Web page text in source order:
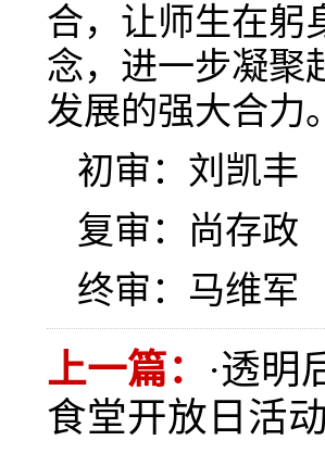
合，让师生在躬
念，进一步凝聚
发展的强大合力。
初审：刘凯丰
复审：尚存政
终审：马维军
上一篇： ·透明
食堂开放日活动